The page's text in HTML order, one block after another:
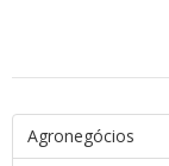
Agronegócios